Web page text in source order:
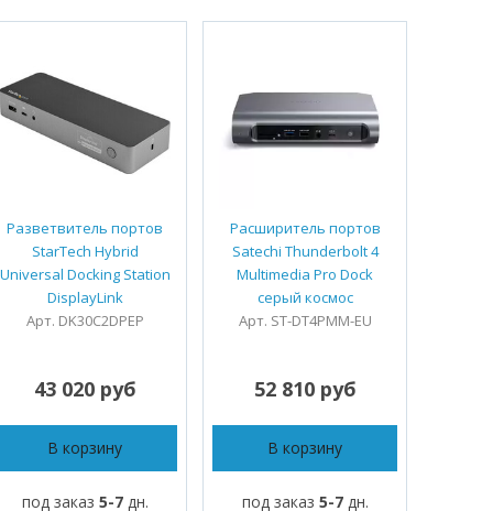
Разветвитель портов
StarTech Hybrid
Universal Docking Station
DisplayLink
Арт. DK30C2DPEP
43 020 руб
В корзину
под заказ 5-7дн.
Расширитель портов
Satechi Thunderbolt 4
Multimedia Pro Dock
серый космос
Арт. ST-DT4PMM-EU
52 810 руб
В корзину
под заказ 5-7дн.